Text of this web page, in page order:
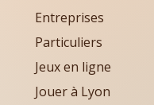
Entreprises
Particuliers
Jeux en ligne
Jouer à Lyon